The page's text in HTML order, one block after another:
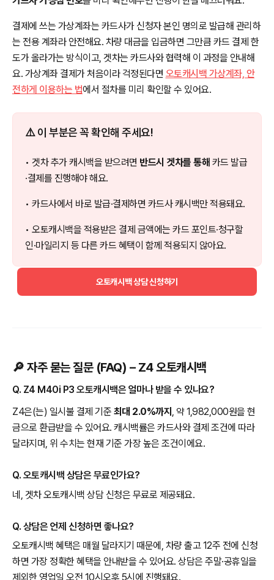
결제에 쓰는 가상계좌는 카드사가 신청자 본인 명의로 발급해 관리하
는 전용 계좌라 안전해요. 차량 대금을 입금하면 그만큼 카드 결제 한
도가 올라가는 방식이고, 겟차는 카드사와 협력해 이 과정을 안내해
요. 가상계좌 결제가 처음이라 걱정된다면 오토캐시백 가상계좌, 안
전하게 이용하는 법에서 절차를 미리 확인할 수 있어요.
⚠️ 이 부분은 꼭 확인해 주세요!
• 겟차 추가 캐시백을 받으려면 반드시 겟차를 통해 카드 발급
·결제를 진행해야 해요.
• 카드사에서 바로 발급·결제하면 카드사 캐시백만 적용돼요.
• 오토캐시백을 적용받은 결제 금액에는 카드 포인트·청구할
인·마일리지 등 다른 카드 혜택이 함께 적용되지 않아요.
오토캐시백 상담 신청하기
🔎 자주 묻는 질문 (FAQ) – Z4 오토캐시백
Q. Z4 M40i P3 오토캐시백은 얼마나 받을 수 있나요?
Z4은(는) 일시불 결제 기준 최대 2.0%까지 , 약 1,982,000원을 현
금으로 환급받을 수 있어요. 캐시백률은 카드사와 결제 조건에 따라
달라지며, 위 수치는 현재 기준 가장 높은 조건이에요.
Q. 오토캐시백 상담은 무료인가요?
네, 겟차 오토캐시백 상담 신청은 무료로 제공돼요.
Q. 상담은 언제 신청하면 좋나요?
오토캐시백 혜택은 매월 달라지기 때문에, 차량 출고 12주 전에 신청
하면 가장 정확한 혜택을 안내받을 수 있어요. 상담은 주말·공휴일을
제외한 영업일 오전 10시오후 5시에 진행돼요.